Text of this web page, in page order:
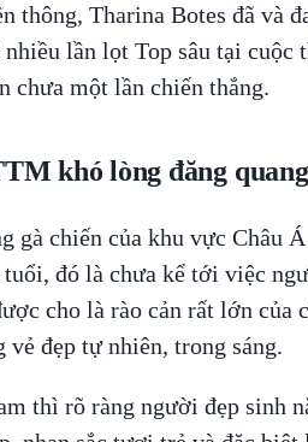
thông, Tharina Botes đã và
lần lọt Top sâu tại cuộc
chưa một lần chiến thắng.
khó lòng đăng quang
gà chiến của khu vực Châu Á
đó là chưa kể tới việc
cho là rào cản rất lớn của
đẹp tự nhiên, trong sáng.
thì rõ ràng người đẹp sinh